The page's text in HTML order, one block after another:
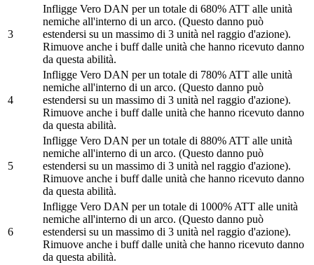
3
Infligge Vero DAN per un totale di 680% ATT alle unità
nemiche all'interno di un arco. (Questo danno può
estendersi su un massimo di 3 unità nel raggio d'azione).
Rimuove anche i buff dalle unità che hanno ricevuto danno
da questa abilità.
4
Infligge Vero DAN per un totale di 780% ATT alle unità
nemiche all'interno di un arco. (Questo danno può
estendersi su un massimo di 3 unità nel raggio d'azione).
Rimuove anche i buff dalle unità che hanno ricevuto danno
da questa abilità.
5
Infligge Vero DAN per un totale di 880% ATT alle unità
nemiche all'interno di un arco. (Questo danno può
estendersi su un massimo di 3 unità nel raggio d'azione).
Rimuove anche i buff dalle unità che hanno ricevuto danno
da questa abilità.
6
Infligge Vero DAN per un totale di 1000% ATT alle unità
nemiche all'interno di un arco. (Questo danno può
estendersi su un massimo di 3 unità nel raggio d'azione).
Rimuove anche i buff dalle unità che hanno ricevuto danno
da questa abilità.